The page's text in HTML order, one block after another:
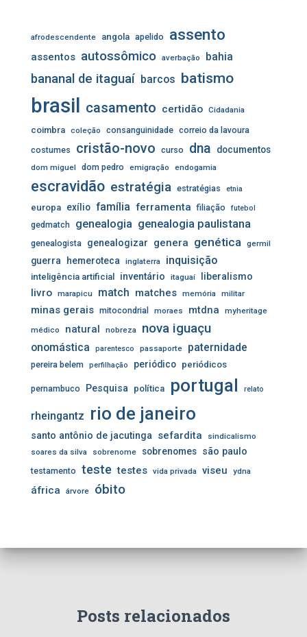
afrodescendente angola apelido assento
assentos autossômico averbação bahia
bananal de itaguaí barcos batismo
brasil casamento certidão Cidadania
coimbra coleção consanguinidade correio da lavoura
costumes
cristão-novo curso dna documentos
dom miguel dom pedro emigração endogamia
escravidão estratégia estratégias etnia
europa exílio família ferramenta filiação futebol
gedmatch genealogia genealogia paulistana
genealogista genealogizar genera genética germil
guerra hemeroteca inglaterra inquisição
inteligência artificial inventário itaguaí liberalismo
livro marapicu match matches memória militar
minas gerais mitocondrial moraes mtdna
myheritage
médico
natural nobreza nova iguaçu
onomástica parentesco passaporte paternidade
pereira belem perfilhação periódico periódicos
pernambuco Pesquisa política portugal relato
rheingantz rio de janeiro
santo antônio de jacutinga sefardita
sindicalismo
soares da silva
sobrenome sobrenomes são paulo
testamento teste testes vida privada viseu ydna
áfrica árvore óbito
Posts relacionados